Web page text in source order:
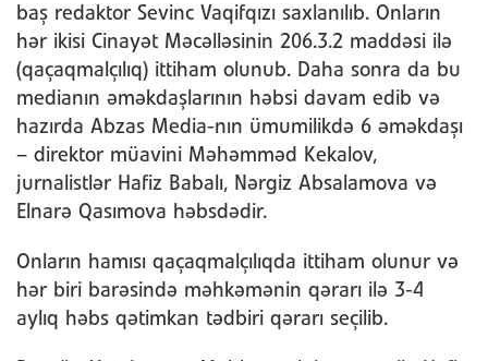
baş redaktor Sevinc Vaqifqızı saxlanılıb. Onların
hər ikisi Cinayət Məcəlləsinin 206.3.2 maddəsi ilə
(qaçaqmalçılıq) ittiham olunub. Daha sonra da bu
medianın əməkdaşlarının həbsi davam edib və
hazırda Abzas Media-nın ümumilikdə 6 əməkdaşı
– direktor müavini Məhəmməd Kekalov,
jurnalistlər Hafiz Babalı, Nərgiz Absalamova və
Elnarə Qasımova həbsdədir.
Onların hamısı qaçaqmalçılıqda ittiham olunur və
hər biri barəsində məhkəmənin qərarı ilə 3-4
aylıq həbs qətimkan tədbiri qərarı seçilib.